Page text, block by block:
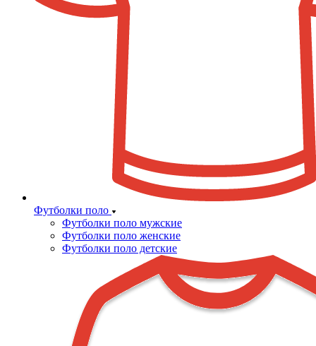
Футболки поло
Футболки поло мужские
Футболки поло женские
Футболки поло детские